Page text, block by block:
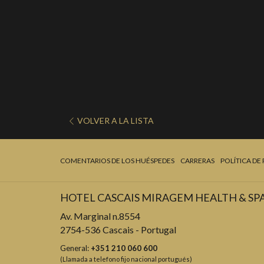
VOLVER A LA LISTA
COMENTARIOS DE LOS HUÉSPEDES CARRERAS POLÍTICA DE
HOTEL CASCAIS MIRAGEM HEALTH &
Av. Marginal n.8554
2754-536 Cascais - Portugal
General: +351 210 060 600
(Llamada a telefono fijo nacional portugués)